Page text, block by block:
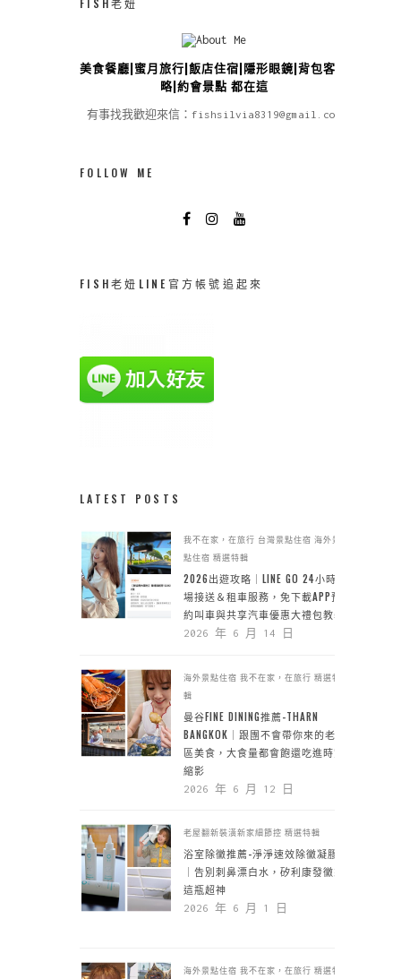
FISH老妞
美食餐廳|蜜月旅行|飯店住宿|隱形眼鏡|背包客攻
略|約會景點 都在這
有事找我歡迎來信：fishsilvia8319@gmail.com
FOLLOW ME
FISH老妞LINE官方帳號追起來
LATEST POSTS
我不在家，在旅行 台灣景點住宿 海外景
點住宿 精選特輯
2026出遊攻略｜LINE GO 24小時機
場接送＆租車服務，免下載APP預
約叫車與共享汽車優惠大禮包教學
2026 年 6 月 14 日
海外景點住宿 我不在家，在旅行 精選特
輯
曼谷FINE DINING推薦-THARN
BANGKOK｜跟團不會帶你來的老城
區美食，大食量都會飽還吃進時空
縮影
2026 年 6 月 12 日
老屋翻新裝潢新家細節控 精選特輯
浴室除黴推薦-淨淨速效除黴凝膠
｜告別刺鼻漂白水，矽利康發黴靠
這瓶超神
2026 年 6 月 1 日
海外景點住宿 我不在家，在旅行 精選特